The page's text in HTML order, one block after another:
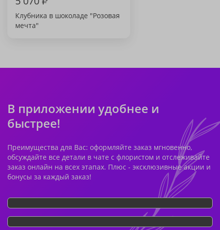
Клубника в шоколаде "Розовая
мечта"
В приложении удобнее и
быстрее!
Преимущества для Вас: оформляйте заказ мгновенно,
обсуждайте все детали в чате с флористом и отслеживайте
заказ онлайн на всех этапах. Плюс - эксклюзивные акции и
бонусы за каждый заказ!